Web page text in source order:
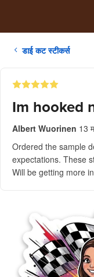
डाई कट स्टीकर्स
Im hooked
Albert Wuorinen 13
Ordered the sample
expectations. These
Will be getting more